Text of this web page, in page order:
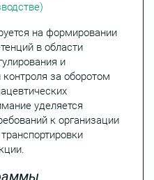
на формировании
в области
и
за оборотом
уделяется
к организации